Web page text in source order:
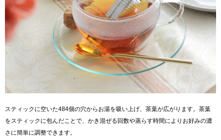
スティックに空いた484個の穴からお湯を吸い上げ、茶葉が広がります。茶葉
をスティックに包んだことで、かき混ぜる回数や蒸らす時間によりお好みの濃
さに簡単に調整できます。